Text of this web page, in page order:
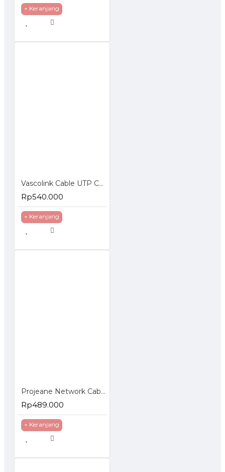
+ Keranjang
Vascolink Cable UTP Cat 6
Rp540.000
+ Keranjang
Projeane Network Cable FTP Cat5e Kabel LAN CCA Outdoor
Rp489.000
+ Keranjang